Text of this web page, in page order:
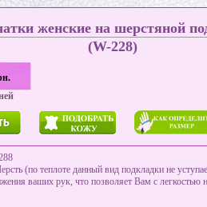
женские на шерстяной
(W-228)
(по теплоте данный вид подкладки не
ваших рук, что позволяет Вам с легкостью